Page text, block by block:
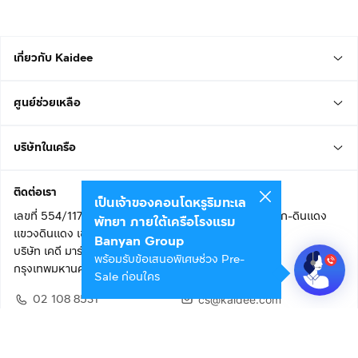
เกี่ยวกับ Kaidee
ศูนย์ช่วยเหลือ
บริษัทในเครือ
ติดต่อเรา
เลขที่ 554/117 อาคารสกายไนน์ เซ็นเตอร์ ชั้น 22 ถนนอโศก-ดินแดง
แขวงดินแดง เขตดินแดง
บริษัท เคดี มาร์เก็ตเพลส จำกัด (สำนักงานใหญ่)
กรุงเทพมหานคร 10400
02 108 8531
cs@kaidee.com
เป็นเจ้าของคอนโดหรูริมทะเล
พัทยา ภายใต้เครือโรงแรม
Banyan Group
พร้อมรับข้อเสนอพิเศษช่วง Pre-
Sale ก่อนใคร